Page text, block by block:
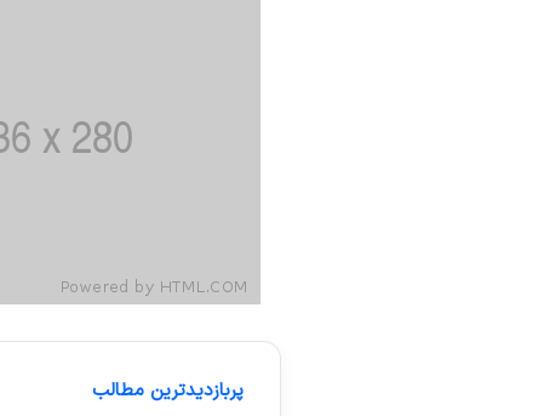
پربازدیدترین مطالب